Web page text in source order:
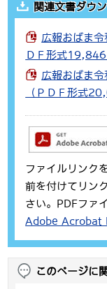
関連文書ダウ
広報おばま
ＤＦ形式19,846
広報おばま令
（ＰＤＦ形式
ファイルリンク
前を付けてリン
さい。PDFファ
Adobe Acrobat
このページに